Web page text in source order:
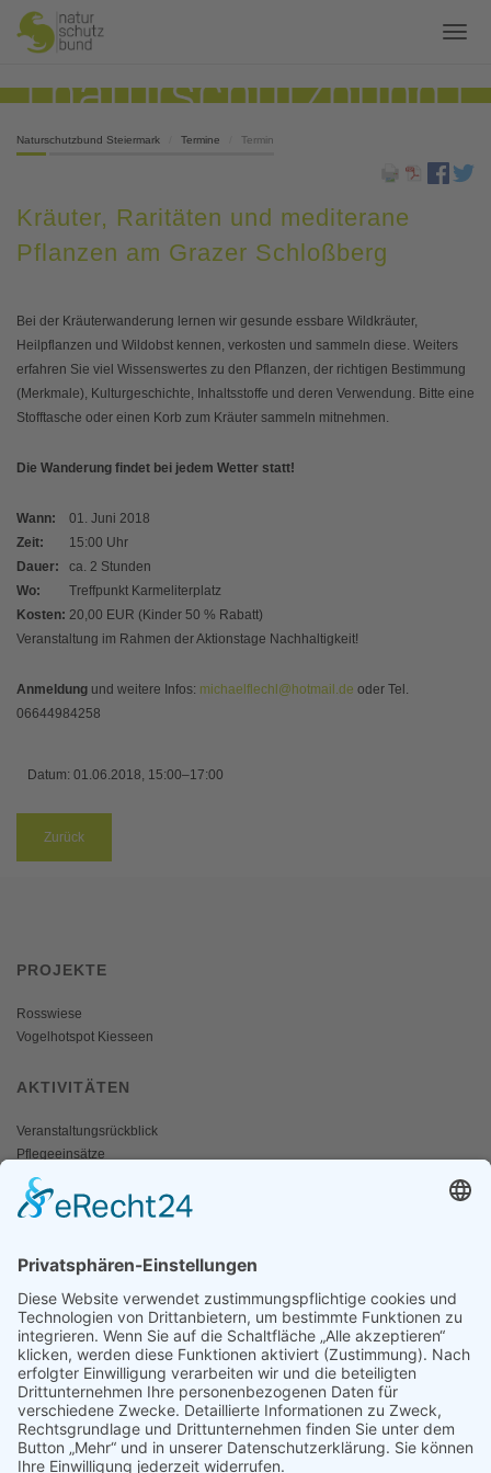
Naturschutzbund Steiermark Termine Termin
Kräuter, Raritäten und mediterane
Pflanzen am Grazer Schloßberg
Bei der Kräuterwanderung lernen wir gesunde essbare Wildkräuter,
Heilpflanzen und Wildobst kennen, verkosten und sammeln diese. Weiters
erfahren Sie viel Wissenswertes zu den Pflanzen, der richtigen Bestimmung
(Merkmale), Kulturgeschichte, Inhaltsstoffe und deren Verwendung. Bitte eine
Stofftasche oder einen Korb zum Kräuter sammeln mitnehmen.
Die Wanderung findet bei jedem Wetter statt!
Wann:
01. Juni 2018
Zeit:
15:00 Uhr
Dauer: ca. 2 Stunden
Wo:
Treffpunkt Karmeliterplatz
Kosten: 20,00 EUR (Kinder 50 % Rabatt)
Veranstaltung im Rahmen der Aktionstage Nachhaltigkeit!
Anmeldung und weitere Infos: michaelflechl@hotmail.de oder Tel.
06644984258
Datum: 01.06.2018, 15:00–17:00
Zurück
PROJEKTE
Rosswiese
Vogelhotspot Kiesseen
AKTIVITÄTEN
Veranstaltungsrückblick
Pflegeeinsätze
AKTIV WERDEN
Mitgliedschaft
Spenden
SERVICE
Shop
Naturschutzbrief
News
Presse